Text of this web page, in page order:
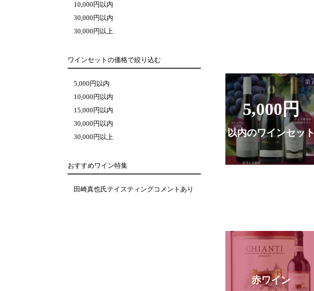
10,000円以内
30,000円以内
30,000円以上
ワインセットの価格で絞り込む
5,000円以内
10,000円以内
15,000円以内
30,000円以内
30,000円以上
おすすめワイン特集
田崎真也氏テイスティングコメントあり
5,000円
以内のワインセット
赤ワイン